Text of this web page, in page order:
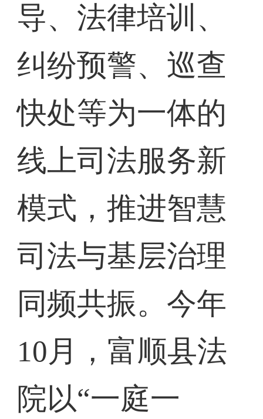
导、法律培训、
纠纷预警、巡查
快处等为一体的
线上司法服务新
模式，推进智慧
司法与基层治理
同频共振。今年
10月，富顺县法
院以“一庭一